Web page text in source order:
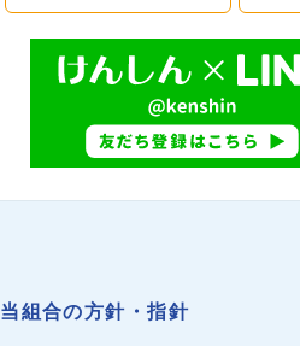
当組合の方針・指針